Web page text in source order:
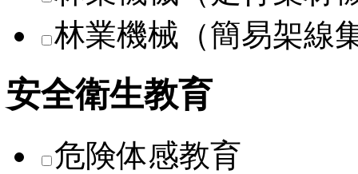
林業機械（簡易架線
安全衛生教育
危険体感教育